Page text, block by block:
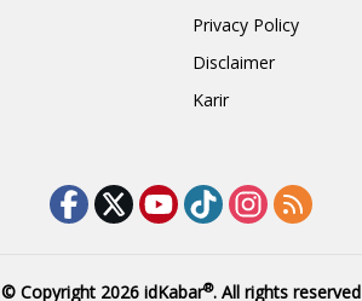
Privacy Policy
Disclaimer
Karir
© Copyright 2026 idKabar®. All rights reserved